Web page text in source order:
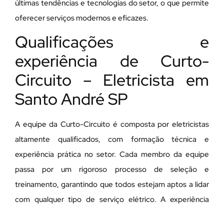
últimas tendências e tecnologias do setor, o que permite
oferecer serviços modernos e eficazes.
Qualificações e
experiência de Curto-
Circuito – Eletricista em
Santo André SP
A equipe da Curto-Circuito é composta por eletricistas
altamente qualificados, com formação técnica e
experiência prática no setor. Cada membro da equipe
passa por um rigoroso processo de seleção e
treinamento, garantindo que todos estejam aptos a lidar
com qualquer tipo de serviço elétrico. A experiência